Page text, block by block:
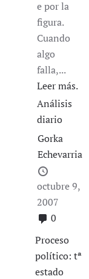
e por la
figura.
Cuando
algo
falla,...
Leer más.
Análisis
diario
Gorka
Echevarria
octubre 9,
2007
0
Proceso
político: tª
estado